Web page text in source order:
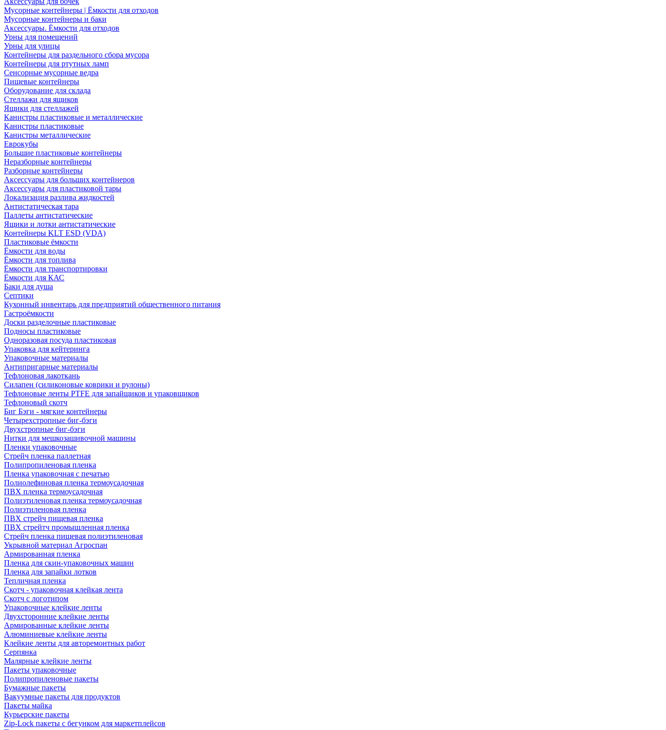
Мусорные контейнеры | Ёмкости для отходов
Мусорные контейнеры и баки
Аксессуары. Ёмкости для отходов
Урны для помещений
Урны для улицы
Контейнеры для раздельного сбора мусора
Контейнеры для ртутных ламп
Сенсорные мусорные ведра
Пищевые контейнеры
Оборудование для склада
Стеллажи для ящиков
Ящики для стеллажей
Канистры пластиковые и металлические
Канистры пластиковые
Канистры металлические
Еврокубы
Большие пластиковые контейнеры
Неразборные контейнеры
Разборные контейнеры
Аксессуары для больших контейнеров
Аксессуары для пластиковой тары
Локализация разлива жидкостей
Антистатическая тара
Паллеты антистатические
Ящики и лотки антистатические
Контейнеры KLT ESD (VDA)
Пластиковые ёмкости
Ёмкости для воды
Ёмкости для топлива
Ёмкости для транспортировки
Ёмкости для КАС
Баки для душа
Септики
Кухонный инвентарь для предприятий общественного питания
Гастроёмкости
Доски разделочные пластиковые
Подносы пластиковые
Одноразовая посуда пластиковая
Упаковка для кейтеринга
Упаковочные материалы
Антипригарные материалы
Тефлоновая лакоткань
Силапен (силиконовые коврики и рулоны)
Тефлоновые ленты PTFE для запайщиков и упаковщиков
Тефлоновый скотч
Биг Бэги - мягкие контейнеры
Четырехстропные биг-бэги
Двухстропные биг-бэги
Нитки для мешкозашивочной машины
Пленки упаковочные
Стрейч пленка паллетная
Полипропиленовая пленка
Пленка упаковочная с печатью
Полиолефиновая пленка термоусадочная
ПВХ пленка термоусадочная
Полиэтиленовая пленка термоусадочная
Полиэтиленовая пленка
ПВХ стрейч пищевая пленка
ПВХ стрейтч промышленная пленка
Стрейч пленка пищевая полиэтиленовая
Укрывной материал Агроспан
Армированная пленка
Пленка для скин-упаковочных машин
Пленка для запайки лотков
Тепличная пленка
Скотч - упаковочная клейкая лента
Скотч с логотипом
Упаковочные клейкие ленты
Двухсторонние клейкие ленты
Армированные клейкие ленты
Алюминиевые клейкие ленты
Клейкие ленты для авторемонтных работ
Серпянка
Малярные клейкие ленты
Пакеты упаковочные
Полипропиленовые пакеты
Бумажные пакеты
Вакуумные пакеты для продуктов
Пакеты майка
Курьерские пакеты
Zip-Lock пакеты с бегунком для маркетплейсов